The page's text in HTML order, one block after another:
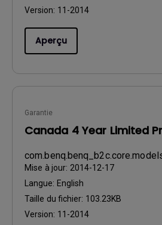
Version: 11-2014
Aperçu
Garantie
Canada 4 Year Limited
Mise à jour: 2014-12-17
Langue: English
Taille du fichier: 103.23KB
Version: 11-2014